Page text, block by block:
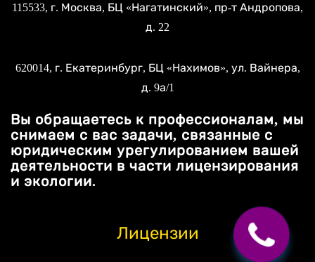
115533, г. Москва, БЦ «Нагатинский», пр-т Андропова,
д. 22
620014, г. Екатеринбург, БЦ «Нахимов», ул. Вайнера,
д. 9а/1
Вы обращаетесь к профессионалам, мы
снимаем с вас задачи, связанные с
юридическим урегулированием вашей
деятельности в части лицензирования
и экологии.
Лицензии